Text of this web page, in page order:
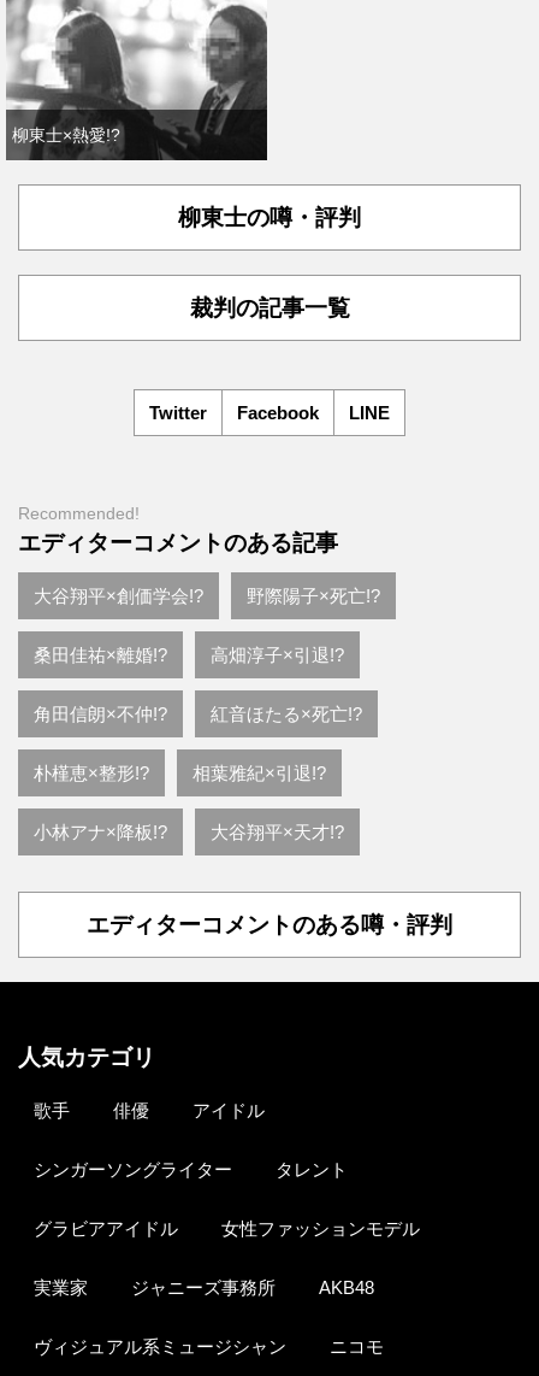
柳東士×熱愛!?
柳東士の噂・評判
裁判の記事一覧
Twitter Facebook LINE
Recommended!
エディターコメントのある記事
大谷翔平×創価学会!? 野際陽子×死亡!?
桑田佳祐×離婚!? 高畑淳子×引退!?
角田信朗×不仲!? 紅音ほたる×死亡!?
朴槿恵×整形!? 相葉雅紀×引退!?
小林アナ×降板!? 大谷翔平×天才!?
エディターコメントのある噂・評判
人気カテゴリ
歌手 俳優 アイドル
シンガーソングライター タレント
グラビアアイドル 女性ファッションモデル
実業家 ジャニーズ事務所 AKB48
ヴィジュアル系ミュージシャン ニコモ